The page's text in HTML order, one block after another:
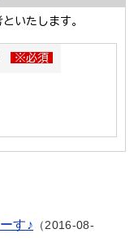
す♪
2016-08-